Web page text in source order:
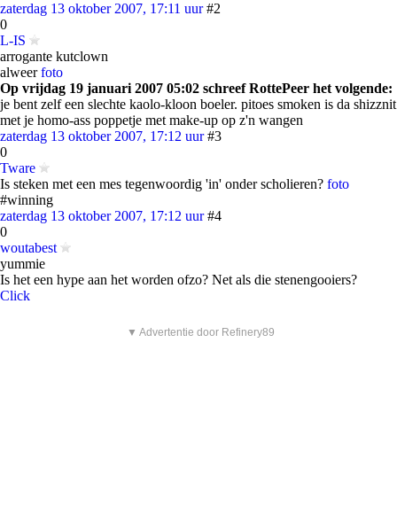
zaterdag 13 oktober 2007, 17:11 uur #2
0
L-IS
arrogante kutclown
alweerfoto
Op vrijdag 19 januari 2007 05:02 schreef RottePeer het volgende:
je bent zelf een slechte kaolo-kloon boeler. pitoes smoken is da shizznit
met je homo-ass poppetje met make-up op z'n wangen
zaterdag 13 oktober 2007, 17:12 uur #3
0
Tware
Is steken met een mes tegenwoordig 'in' onder scholieren? foto
#winning
zaterdag 13 oktober 2007, 17:12 uur #4
0
woutabest
yummie
Is het een hype aan het worden ofzo? Net als die stenengooiers?
Click
▼ Advertentie door Refinery89